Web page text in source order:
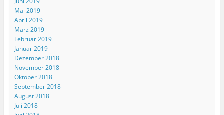
Mai 2019
April 2019
März 2019
Februar 2019
Januar 2019
Dezember 2018
November 2018
Oktober 2018
September 2018
August 2018
Juli 2018